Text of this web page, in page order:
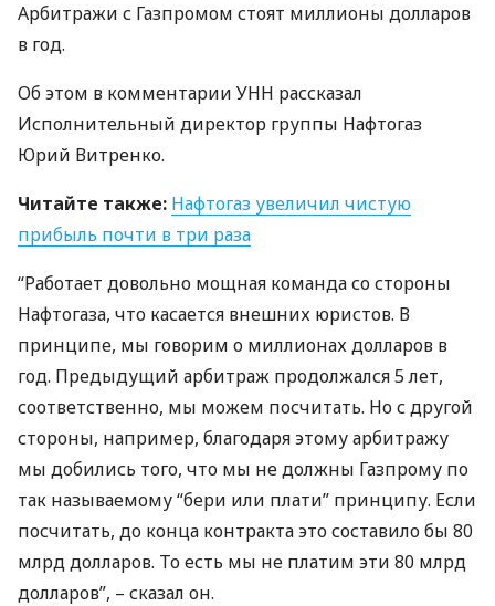
Арбитражи с Газпромом стоят миллионы долларов
в год.
Об этом в комментарии УНН рассказал
Исполнительный директор группы Нафтогаз
Юрий Витренко.
Читайте также: Нафтогаз увеличил чистую
прибыль почти в три раза
“Работает довольно мощная команда со стороны
Нафтогаза, что касается внешних юристов. В
принципе, мы говорим о миллионах долларов в
год. Предыдущий арбитраж продолжался 5 лет,
соответственно, мы можем посчитать. Но с другой
стороны, например, благодаря этому арбитражу
мы добились того, что мы не должны Газпрому по
так называемому “бери или плати” принципу. Если
посчитать, до конца контракта это составило бы 80
млрд долларов. То есть мы не платим эти 80 млрд
долларов”, – сказал он.